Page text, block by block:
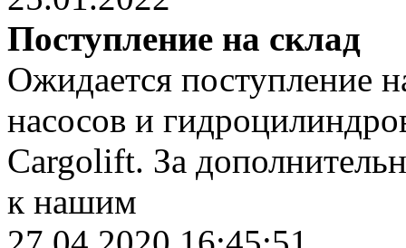
Поступление на склад
Ожидается поступление
насосов и
Cargolift. За
к нашим